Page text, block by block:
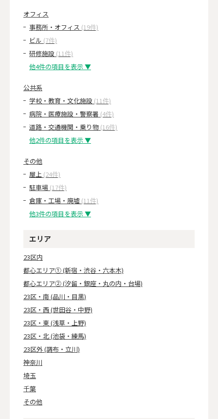
オフィス
事務所・オフィス (19件)
ビル (7件)
研修施設 (11件)
他4件の項目を表示 ▼
公共系
学校・教育・文化施設 (11件)
病院・医療施設・警察署 (4件)
道路・交通機関・乗り物 (16件)
他2件の項目を表示 ▼
その他
屋上 (24件)
駐車場 (17件)
倉庫・工場・廃墟 (11件)
他3件の項目を表示 ▼
エリア
23区内
都心エリア① (新宿・渋谷・六本木)
都心エリア② (汐留・銀座・丸の内・台場)
23区・南 (品川・目黒)
23区・西 (世田谷・中野)
23区・東 (浅草・上野)
23区・北 (池袋・練馬)
23区外 (調布・立川)
神奈川
埼玉
千葉
その他